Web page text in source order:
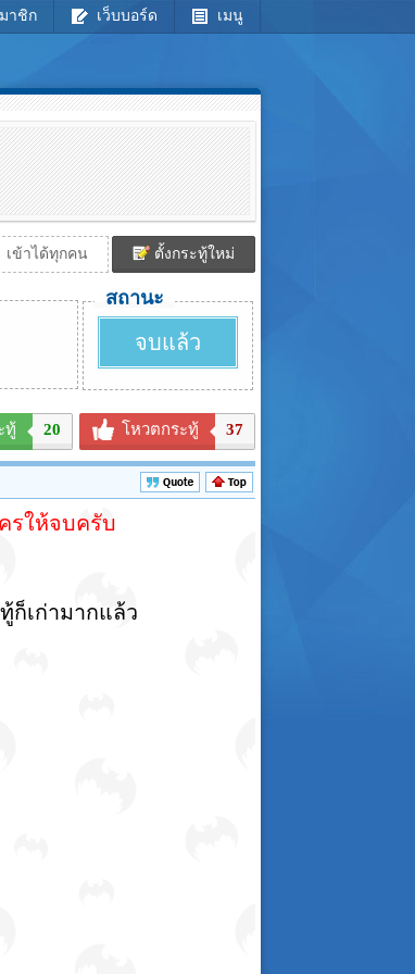
าชิก เว็บบอร์ด เมนู
เข้าได้ทุกคน ตั้งกระทู้ใหม่
สถานะ
จบแล้ว
ทู้ 20 โหวตกระทู้ 37
รให้จบครับ
ก็เก่ามากแล้ว